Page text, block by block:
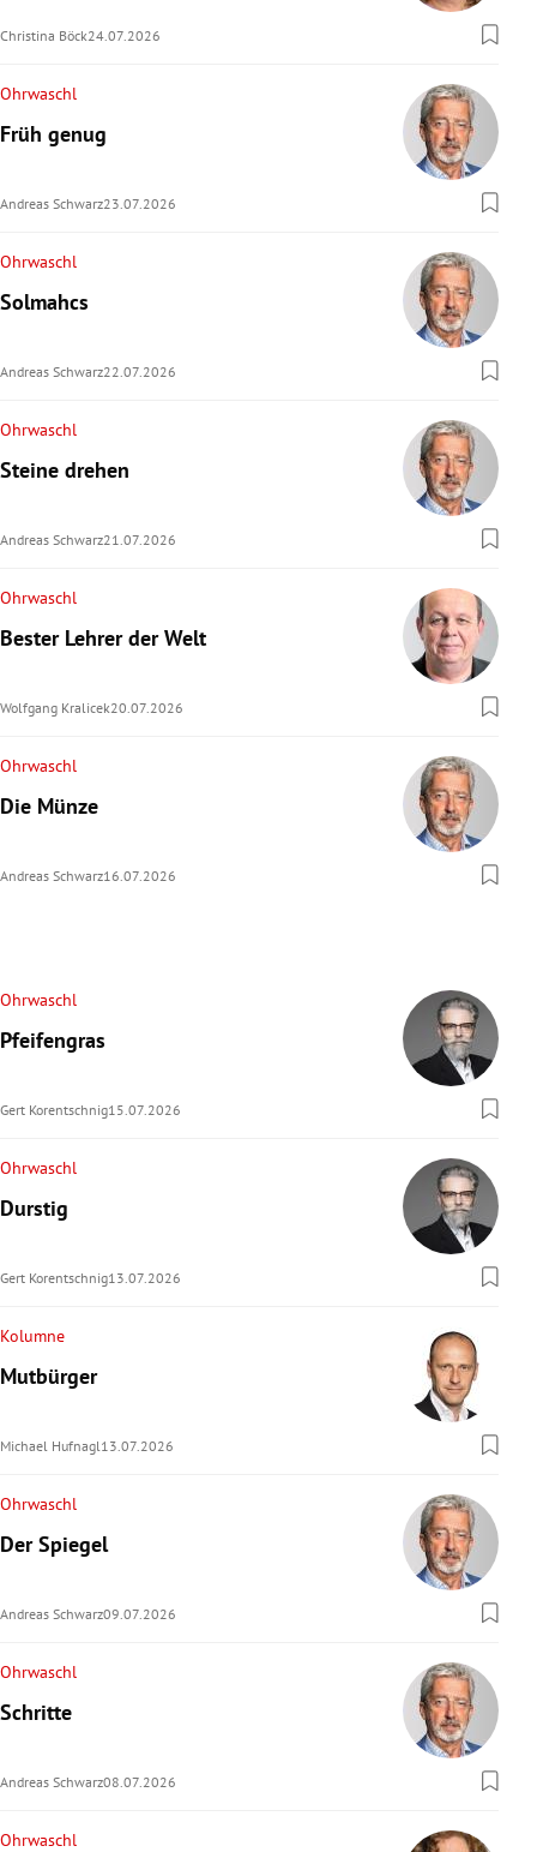
Christina Böck24.07.2026
Ohrwaschl
Früh genug
Andreas Schwarz23.07.2026
Ohrwaschl
Solmahcs
Andreas Schwarz22.07.2026
Ohrwaschl
Steine drehen
Andreas Schwarz21.07.2026
Ohrwaschl
Bester Lehrer der Welt
Wolfgang Kralicek20.07.2026
Ohrwaschl
Die Münze
Andreas Schwarz16.07.2026
Ohrwaschl
Pfeifengras
Gert Korentschnig15.07.2026
Ohrwaschl
Durstig
Gert Korentschnig13.07.2026
Kolumne
Mutbürger
Michael Hufnagl 13.07.2026
Ohrwaschl
Der Spiegel
Andreas Schwarz09.07.2026
Ohrwaschl
Schritte
Andreas Schwarz08.07.2026
Ohrwaschl